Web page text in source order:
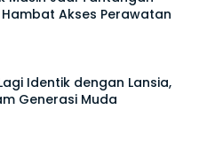
Hambat Akses Perawatan
Identik dengan Lansia,
Generasi Muda